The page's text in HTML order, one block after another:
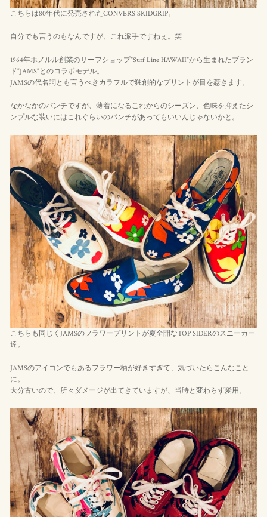
こちらは80年代に発売されたCONVERS SKIDGRIP。
自分でも言うのもなんですが、これ派手ですねぇ。笑
1964年ホノルル創業のサーフショップ”Surf Line HAWAII”から生まれたブラン
ド”JAMS”とのコラボモデル。
JAMSの代名詞とも言うべきカラフルで独創的なプリントが目を惹きます。
なかなかのパンチですが、薄着になるこれからのシーズン、色味を抑えたシ
ンプルな装いにはこれぐらいのパンチがあってもいいんじゃないかと。
こちらも同じくJAMSのフラワープリントが夏全開なTOP SIDERのスニーカー
達。
JAMSのアイコンでもあるフラワー柄が好きすぎて、気づいたらこんなこと
に。
大分古いので、所々ダメージが出てきていますが、当時と変わらず愛用。